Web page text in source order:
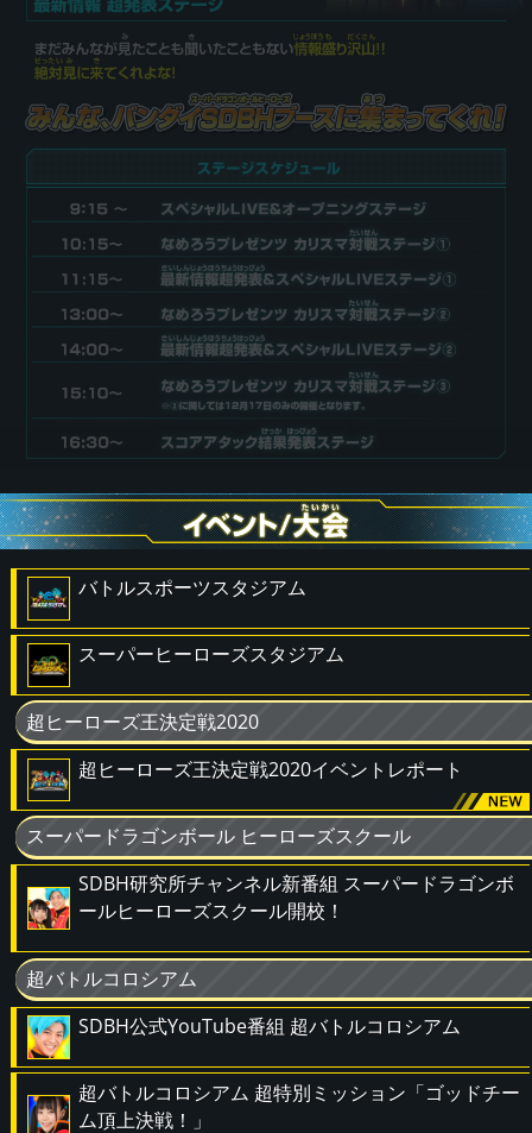
バトルスポーツスタジアム
スーパーヒーローズスタジアム
超ヒーローズ王決定戦2020
超ヒーローズ王決定戦2020イベントレポート
スーパードラゴンボール ヒーローズスクール
SDBH研究所チャンネル新番組 スーパードラゴンボ
ールヒーローズスクール開校！
超バトルコロシアム
SDBH公式YouTube番組 超バトルコロシアム
超バトルコロシアム 超特別ミッション「ゴッドチー
ム頂上決戦！」